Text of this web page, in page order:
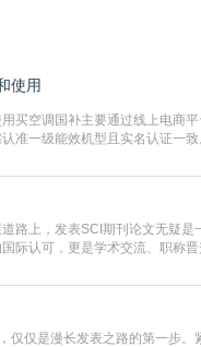
使用
买空调国补主要通过线上电商
准一级能效机型且实名认证一致
索专属口令(如【家电补贴1637
新，以页面显示为准)进入补贴
路上，发表SCI期刊论文无疑是
际认可，更是学术交流、职称晋
稿回应，每一步都需要精心的
为大家介绍“发SCI文章”。一、
决的问题是“投
仅仅是漫长发表之路的第一步。